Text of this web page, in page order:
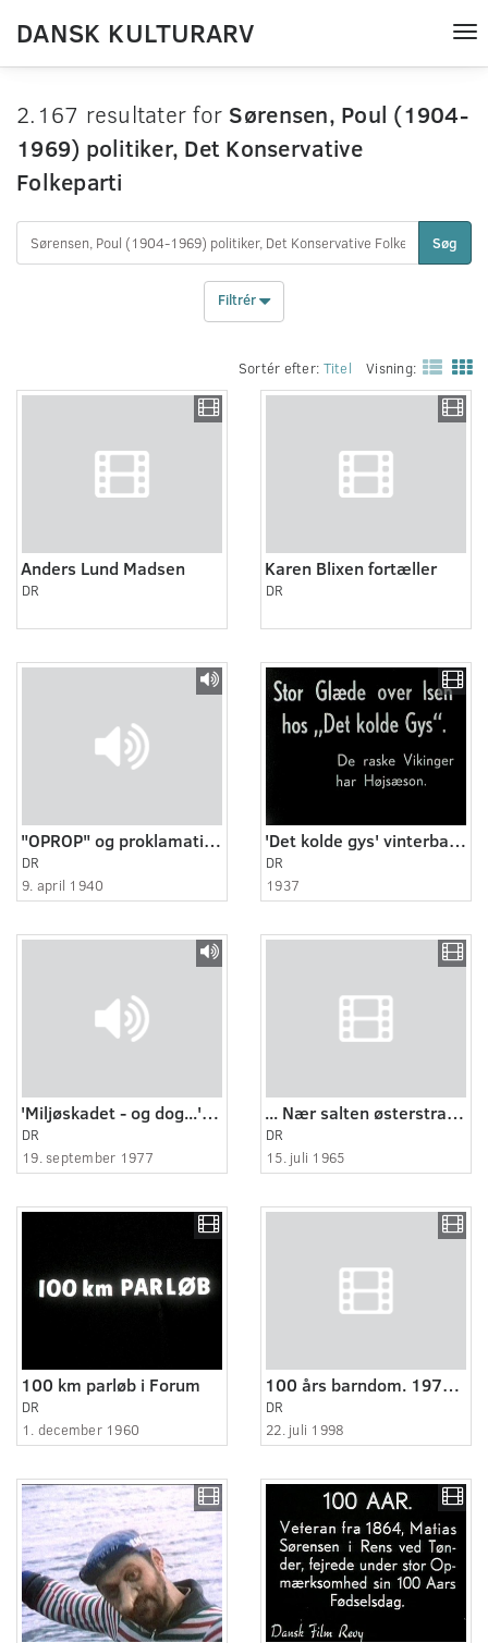
DANSK KULTURARV
2.167 resultater for Sørensen, Poul (1904-
1969) politiker, Det Konservative
Folkeparti
Søg
Filtrér
Sortér efter: Titel Visning:
Anders Lund Madsen
DR
Karen Blixen fortæller
DR
"OPROP" og proklamation til Danmarks soldater og det danske folk
DR
9. april 1940
'Det kolde gys' vinterbader
DR
1937
'Miljøskadet - og dog...' - Formiddagssamtale med Hannah Bjarnhof
DR
19. september 1977
... Nær salten østerstrand.
DR
15. juli 1965
100 km parløb i Forum
DR
1. december 1960
100 års barndom. 1970-1980: Flippe - det er noget til at tage om halsen.
DR
22. juli 1998